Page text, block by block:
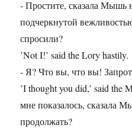
- Простите, сказала Мышь
подчеркнутой
спросили?
’Not I!’ said the Lory hastily.
- Я? Что вы, что вы!
’I thought you did,’ said the
мне показалось, сказала
продолжать?